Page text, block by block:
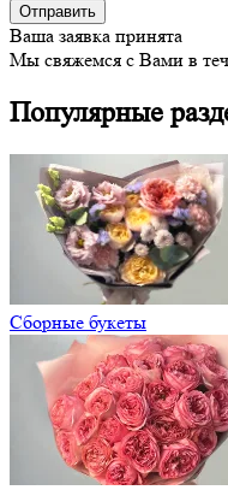
Ваша заявка принята
Мы свяжемся с Вами в
Популярные
Сборные букеты